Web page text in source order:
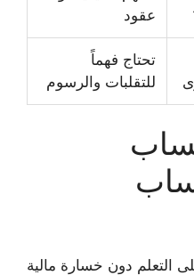
عقود
تحتاج فهماً
للتقلبات والرسوم
التعلم دون خسارة مالية